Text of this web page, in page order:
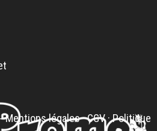
-Mentions légales·CGV·Politique